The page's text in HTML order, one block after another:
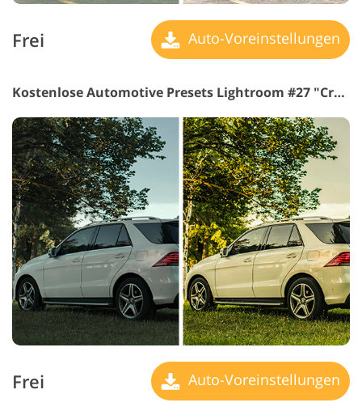
Frei Auto-Voreinstellungen
Kostenlose Automotive Presets Lightroom #27 "Cross Process"
Frei Auto-Voreinstellungen